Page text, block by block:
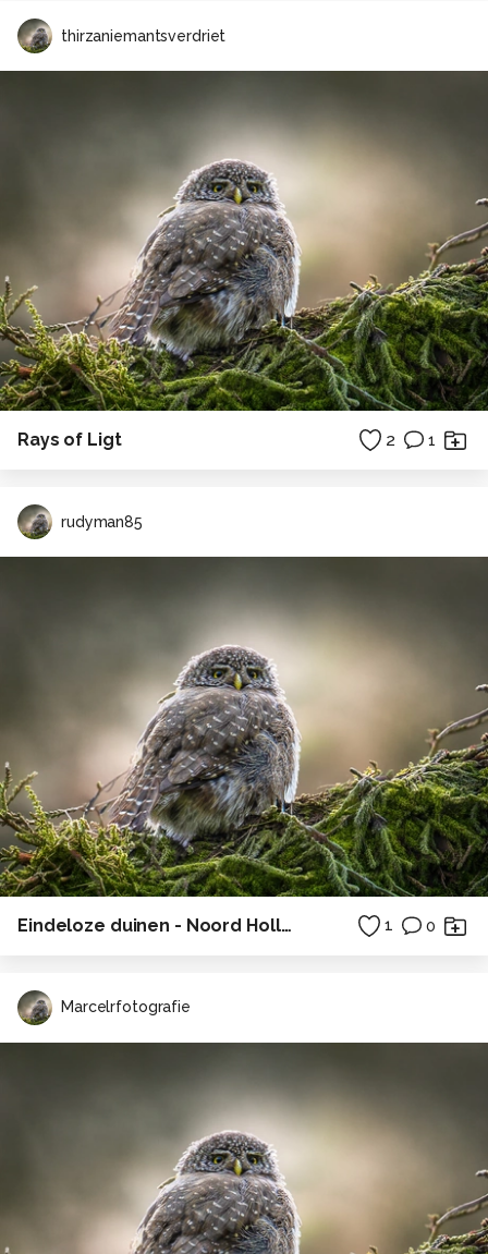
thirzaniemantsverdriet
Rays of Ligt 2 1
rudyman85
Eindeloze duinen - Noord Holland 1 0
Marcelrfotografie